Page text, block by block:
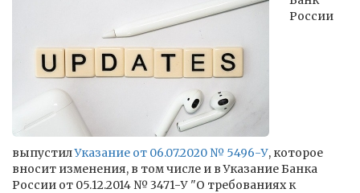
России
выпустилУказание от 06.07.2020 № 5496-У, которое
вносит изменения, в том числе и в Указание Банка
России от 05.12.2014 № 3471-У "О требованиях к